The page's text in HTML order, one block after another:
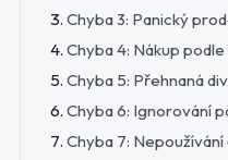
Chyba 3: Panický
Chyba 4: Nákup
Chyba 5: Přehnaná
Chyba 6: Ignorování
Chyba 7: